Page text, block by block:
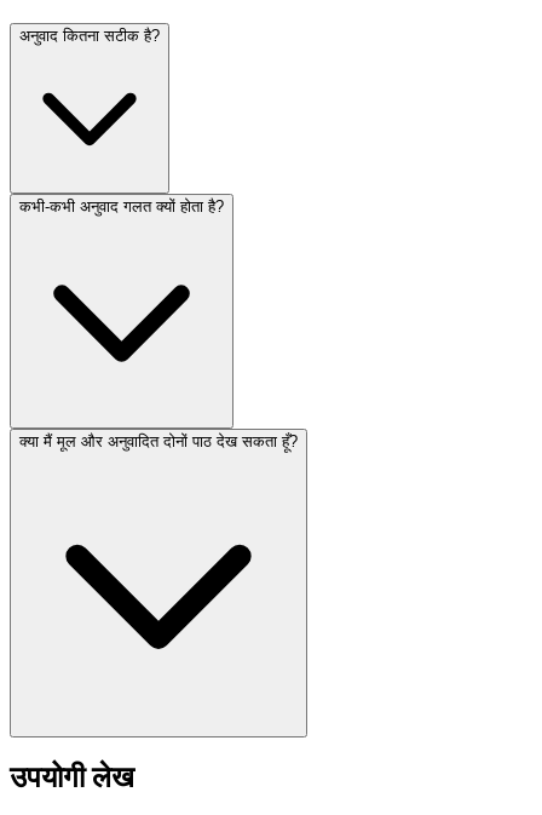
अनुवाद कितना सटीक है?
कभी-कभी अनुवाद गलत क्यों होता है?
क्या मैं मूल और अनुवादित दोनों पाठ देख सकता हूँ?
उपयोगी लेख